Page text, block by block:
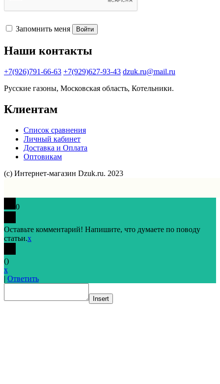
Запомнить меня Войти
Наши контакты
+7(926)791-66-63 +7(929)627-93-43 dzuk.ru@mail.ru
Русские газоны, Московская область, Котельники.
Клиентам
Список сравнения
Личный кабинет
Доставка и Оплата
Оптовикам
(с) Интернет-магазин Dzuk.ru. 2023
0
Оставьте комментарий! Напишите, что думаете по поводу
статьи.x
()
x
| Ответить
Insert